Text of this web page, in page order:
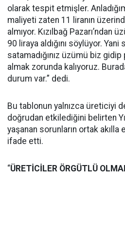
olarak tespit etmişler.
maliyeti zaten 11 liranın
almıyor. Kızılbağ Pazarı’ndan
90 liraya aldığını söylüyor.
satamadığınız üzümü biz
almak zorunda kalıyoruz. Burada
durum var.” dedi.
Bu tablonun yalnızca üreticiyi
doğrudan etkilediğini belirten
yaşanan sorunların ortak akılla
ifade etti.
“ÜRETİCİLER ÖRGÜTLÜ